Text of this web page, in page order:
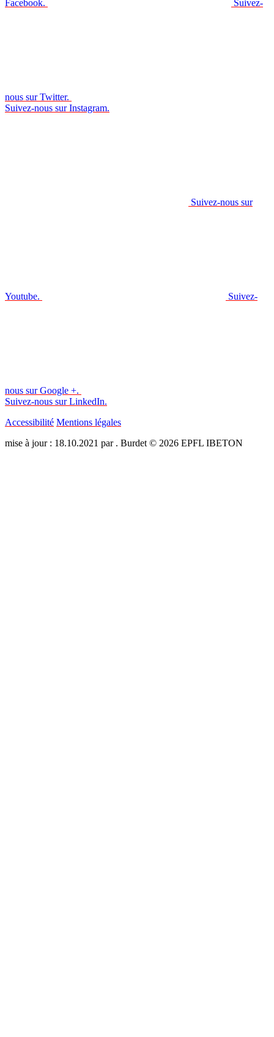
Facebook. Suivez-
nous sur Twitter.
Suivez-nous sur Instagram.
Suivez-nous sur
Youtube. Suivez-
nous sur Google +.
Suivez-nous sur LinkedIn.
Accessibilité Mentions légales
mise à jour : 18.10.2021 par . Burdet © 2026 EPFL IBETON